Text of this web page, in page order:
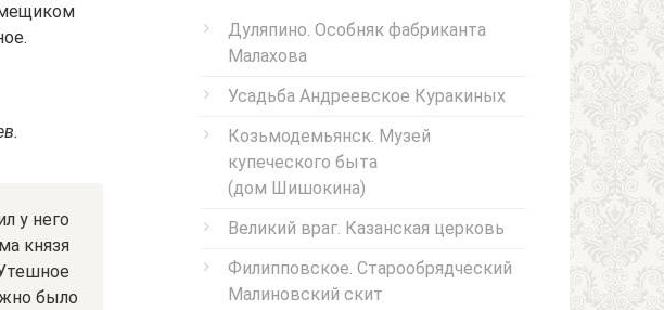
у него
князя
было
Дуляпино. Особняк фабриканта
Малахова
Усадьба Андреевское Куракиных
Козьмодемьянск. Музей
купеческого быта
(дом Шишокина)
Великий враг. Казанская церковь
Филипповское. Старообрядческий
Малиновский скит